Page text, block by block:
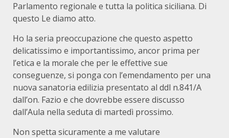
Parlamento regionale e tutta la politica siciliana. Di
questo Le diamo atto.
Ho la seria preoccupazione che questo aspetto
delicatissimo e importantissimo, ancor prima per
l’etica e la morale che per le effettive sue
conseguenze, si ponga con l’emendamento per una
nuova sanatoria edilizia presentato al ddl n.841/A
dall’on. Fazio e che dovrebbe essere discusso
dall’Aula nella seduta di martedì prossimo.
Non spetta sicuramente a me valutare